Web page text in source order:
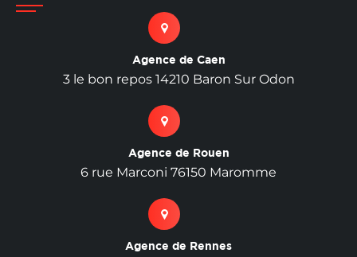
Agence de Caen
3 le bon repos 14210 Baron Sur Odon
Agence de Rouen
6 rue Marconi 76150 Maromme
Agence de Rennes